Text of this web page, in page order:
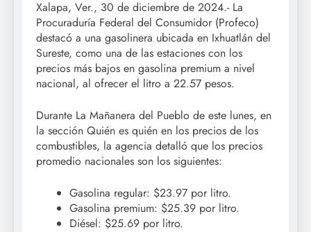
Xalapa, Ver., 30 de diciembre de 2024.- La
Procuraduría Federal del Consumidor (Profeco)
destacó a una gasolinera ubicada en Ixhuatlán del
Sureste, como una de las estaciones con los
precios más bajos en gasolina premium a nivel
nacional, al ofrecer el litro a 22.57 pesos.
Durante La Mañanera del Pueblo de este lunes, en
la sección Quién es quién en los precios de los
combustibles, la agencia detalló que los precios
promedio nacionales son los siguientes:
Gasolina regular: $23.97 por litro.
Gasolina premium: $25.39 por litro.
Diésel: $25.69 por litro.